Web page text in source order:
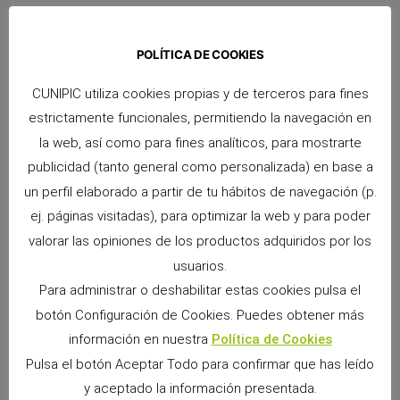
9 junio, 2026 No hay comentarios
Si convives con un conejo, cobaya, chinchilla, degú o cualquier
otro pequeño mamífero herbívoro, sabrás que los premios
forman parte de los momentos más especiales
Leer más »
POLÍTICA DE COOKIES
CUNIPIC utiliza cookies propias y de terceros para fines
estrictamente funcionales, permitiendo la navegación en
la web, así como para fines analíticos, para mostrarte
publicidad (tanto general como personalizada) en base a
un perfil elaborado a partir de tu hábitos de navegación (p.
ej. páginas visitadas), para optimizar la web y para poder
valorar las opiniones de los productos adquiridos por los
usuarios.
Para administrar o deshabilitar estas cookies pulsa el
botón Configuración de Cookies. Puedes obtener más
información en nuestra Política de Cookies
Pulsa el botón Aceptar Todo para confirmar que has leído
y aceptado la información presentada.